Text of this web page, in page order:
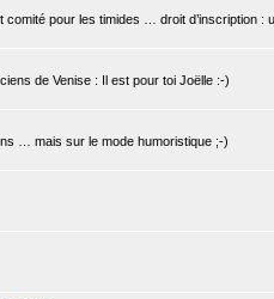
comité pour les timides … droit d’inscription :
de Venise : Il est pour toi Joëlle :-)
… mais sur le mode humoristique ;-)